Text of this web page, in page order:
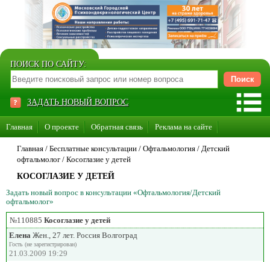
ПОИСК ПО САЙТУ:
ЗАДАТЬ НОВЫЙ ВОПРОС
Главная О проекте Обратная связь Реклама на сайте
Стать консультантом нашего сайта
Суперакция «Каждому врачу свой сайт»
Главная / Бесплатные консультации / Офтальмология / Детский
офтальмолог / Косоглазие у детей
КОСОГЛАЗИЕ У ДЕТЕЙ
Задать новый вопрос в консультации «Офтальмология/Детский
офтальмолог»
№110885 Косоглазие у детей
Елена Жен., 27 лет. Россия Волгоград
Гость (не зарегистрирован)
21.03.2009 19:29